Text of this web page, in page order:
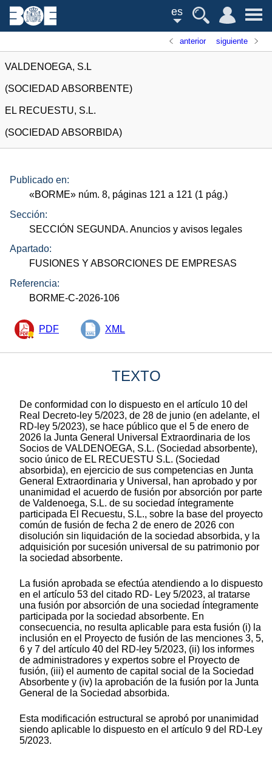
es
anterior siguiente
VALDENOEGA, S.L
(SOCIEDAD ABSORBENTE)
EL RECUESTU, S.L.
(SOCIEDAD ABSORBIDA)
Publicado en:
«BORME» núm. 8, páginas 121 a 121 (1 pág.)
Sección:
SECCIÓN SEGUNDA. Anuncios y avisos legales
Apartado:
FUSIONES Y ABSORCIONES DE EMPRESAS
Referencia:
BORME-C-2026-106
PDF XML
TEXTO
De conformidad con lo dispuesto en el artículo 10 del
Real Decreto-ley 5/2023, de 28 de junio (en adelante, el
RD-ley 5/2023), se hace público que el 5 de enero de
2026 la Junta General Universal Extraordinaria de los
Socios de VALDENOEGA, S.L. (Sociedad absorbente),
socio único de EL RECUESTU S.L. (Sociedad
absorbida), en ejercicio de sus competencias en Junta
General Extraordinaria y Universal, han aprobado y por
unanimidad el acuerdo de fusión por absorción por parte
de Valdenoega, S.L. de su sociedad íntegramente
participada El Recuestu, S.L., sobre la base del proyecto
común de fusión de fecha 2 de enero de 2026 con
disolución sin liquidación de la sociedad absorbida, y la
adquisición por sucesión universal de su patrimonio por
la sociedad absorbente.
La fusión aprobada se efectúa atendiendo a lo dispuesto
en el artículo 53 del citado RD- Ley 5/2023, al tratarse
una fusión por absorción de una sociedad íntegramente
participada por la sociedad absorbente. En
consecuencia, no resulta aplicable para esta fusión (i) la
inclusión en el Proyecto de fusión de las menciones 3, 5,
6 y 7 del artículo 40 del RD-ley 5/2023, (ii) los informes
de administradores y expertos sobre el Proyecto de
fusión, (iii) el aumento de capital social de la Sociedad
Absorbente y (iv) la aprobación de la fusión por la Junta
General de la Sociedad absorbida.
Esta modificación estructural se aprobó por unanimidad
siendo aplicable lo dispuesto en el artículo 9 del RD-Ley
5/2023.